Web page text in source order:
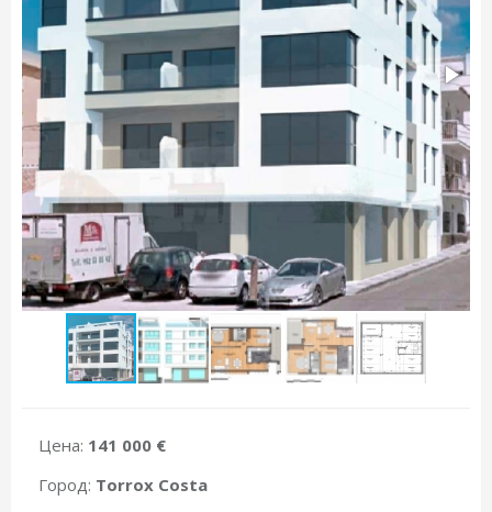
Цена: 141 000 €
Город: Torrox Costa